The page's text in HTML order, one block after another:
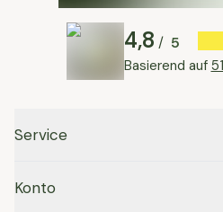
4,8 / 5
Basierend auf
Service
Konto